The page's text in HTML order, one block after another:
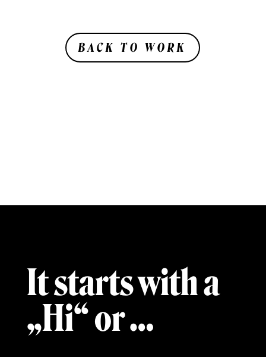
BACK TO WORK
It starts with a
„Hi“ or …